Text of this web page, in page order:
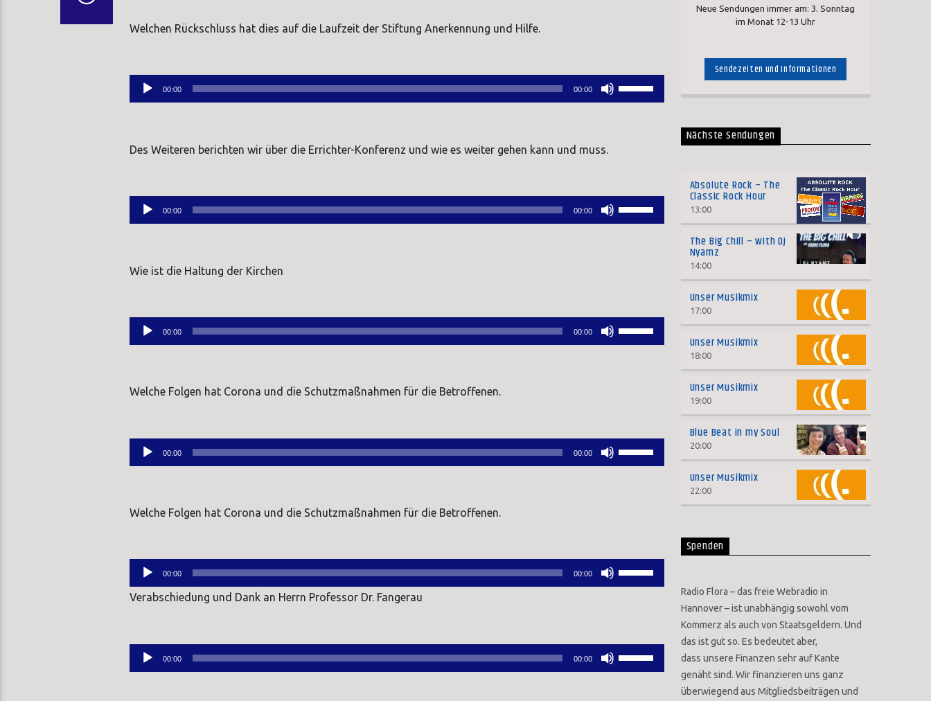
zu
Welchen Rückschluss hat dies auf die Laufzeit der Stiftung Anerkennung und Hilfe.
Audio-
Player
00:00 00:00
Pfeiltasten
Hoch/Runter
zu
Des Weiteren berichten wir über die Errichter-Konferenz und wie es weiter gehen kann und muss.
Audio-
Player
00:00 00:00
Pfeiltasten
Hoch/Runter
zu
Wie ist die Haltung der Kirchen
Audio-
Player
00:00 00:00
Pfeiltasten
Hoch/Runter
zu
Welche Folgen hat Corona und die Schutzmaßnahmen für die Betroffenen.
Audio-
Player
00:00 00:00
Pfeiltasten
Hoch/Runter
zu
Welche Folgen hat Corona und die Schutzmaßnahmen für die Betroffenen.
Audio-
Player
00:00 00:00
Pfeiltasten
Hoch/Runter
Lautstärke
Verabschiedung und Dank an Herrn Professor Dr. Fangerau
Audio-
Player
00:00 00:00
Pfeiltasten
Hoch/Runter
Neue Sendungen immer am: 3. Sonntag
im Monat 12-13 Uhr
Sendezeiten und Informationen
Nächste Sendungen
Absolute Rock – The
Classic Rock Hour
13:00
The Big Chill – with DJ
Nyamz
14:00
Unser Musikmix
17:00
Unser Musikmix
18:00
Unser Musikmix
19:00
Blue Beat in my Soul
20:00
Unser Musikmix
22:00
Spenden
Radio Flora – das freie Webradio in
Hannover – ist unabhängig sowohl vom
Kommerz als auch von Staatsgeldern. Und
das ist gut so. Es bedeutet aber,
dass unsere Finanzen sehr auf Kante
genäht sind. Wir finanzieren uns ganz
überwiegend aus Mitgliedsbeiträgen und